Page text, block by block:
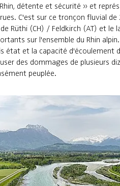
détente et sécurité » et
C'est sur ce tronçon fluvial
Rüthi (CH) / Feldkirch (AT) et le
sur l'ensemble du Rhin
état et la capacité d'écoulement
des dommages de plusieurs
peuplée.